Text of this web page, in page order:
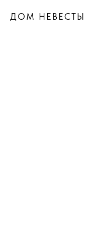
ДОМ НЕВЕСТЫ